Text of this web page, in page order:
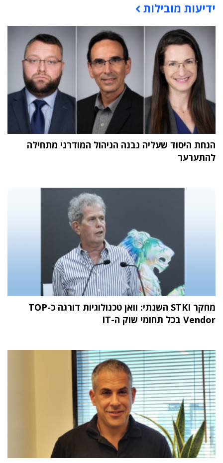
ידיעות מובילות
הנחת היסוד שעליה נבנה הניהול המודרני מתחילה
להתערער
מחקר STKI השנתי: וואן טכנולוגיות דורגה כ-TOP
Vendor בכל תחומי שוק ה-IT